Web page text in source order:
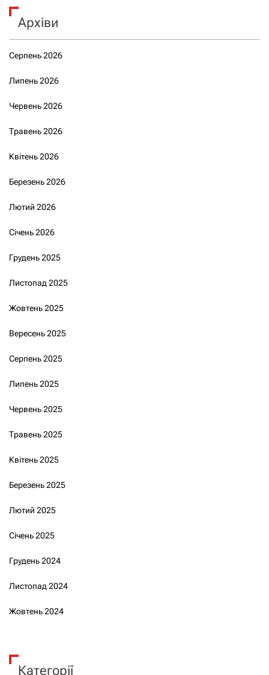
Архіви
Серпень 2026
Липень 2026
Червень 2026
Травень 2026
Квітень 2026
Березень 2026
Лютий 2026
Січень 2026
Грудень 2025
Листопад 2025
Жовтень 2025
Вересень 2025
Серпень 2025
Липень 2025
Червень 2025
Травень 2025
Квітень 2025
Березень 2025
Лютий 2025
Січень 2025
Грудень 2024
Листопад 2024
Жовтень 2024
Категорії